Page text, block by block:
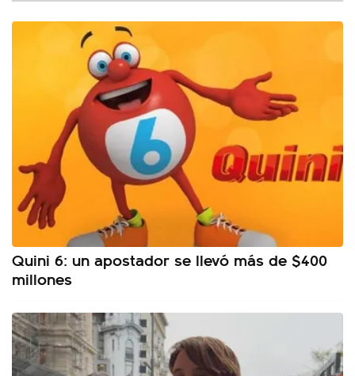
Quini 6: un apostador se llevó más de $400
millones